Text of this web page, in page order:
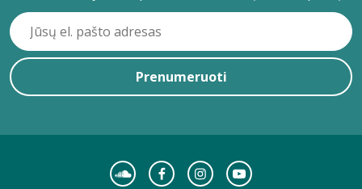
Prenumeruoti